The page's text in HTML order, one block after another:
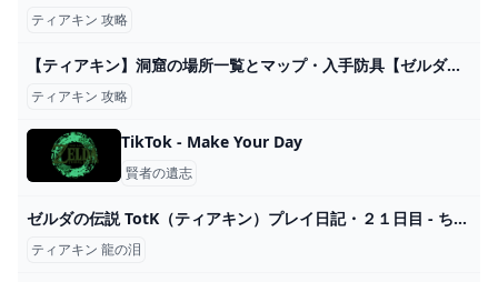
ティアキン 攻略
【ティアキン】洞窟の場所一覧とマップ・入手防具【ゼルダの伝説ティアーズオブザキングダム】 - ゲームウィズ
ティアキン 攻略
TikTok - Make Your Day
賢者の遺志
ゼルダの伝説 TotK（ティアキン）プレイ日記・２１日目 - ちょっとしたゲーム日記：楽天ブログ
ティアキン 龍の泪